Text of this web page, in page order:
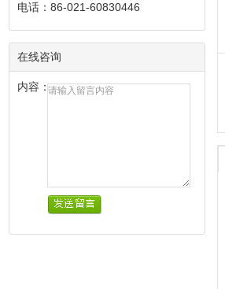
电话：86-021-60830446
在线咨询
内容：